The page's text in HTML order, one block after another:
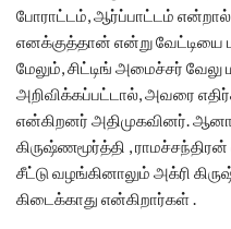
போராட்டம், ஆர்ப்பாட்டம் என்றால்
எனக்குத்தான் என்று வேட்டியை
மேலும், சிட்டிங் அமைச்சர்
அறிவிக்கப்பட்டால், அவரை
என்கிறனர் அதிமுகவினர்.
கிருஷ்ணமூர்த்தி ,
சீட்டு வழங்கினாலும் அக்ரி
கிடைக்காது என்கிறார்கள் .